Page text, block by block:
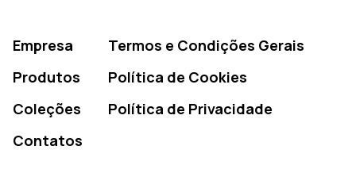
Empresa
Produtos
Coleções
Contatos
Termos e Condições Gerais
Política de Cookies
Política de Privacidade